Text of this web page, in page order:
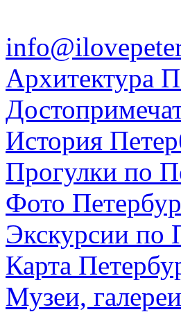
Архитектура
История
Прогулки по
Фото
Экскурсии по
Карта
Музеи,